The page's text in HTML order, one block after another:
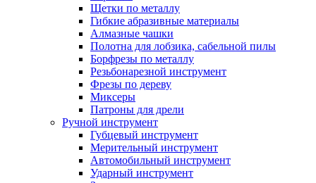
Щетки по металлу
Гибкие абразивные материалы
Алмазные чашки
Полотна для лобзика, сабельной пилы
Борфрезы по металлу
Резьбонарезной инструмент
Фрезы по дереву
Миксеры
Патроны для дрели
Ручной инструмент
Губцевый инструмент
Мерительный инструмент
Автомобильный инструмент
Ударный инструмент